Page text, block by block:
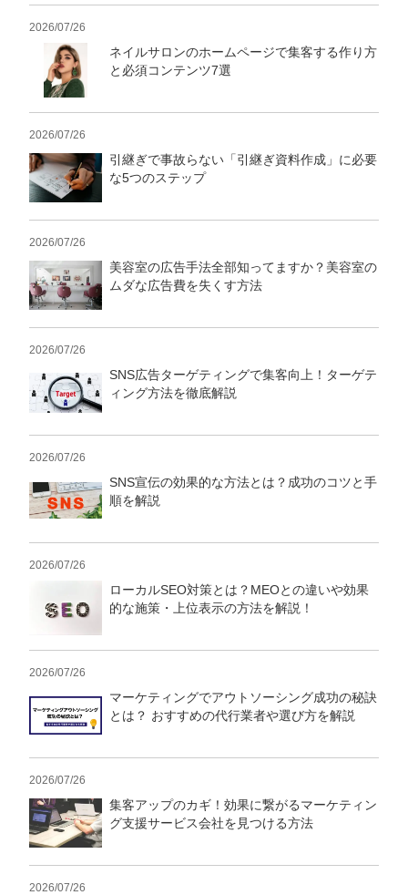
2026/07/26
ネイルサロンのホームページで集客する作り方
と必須コンテンツ7選
2026/07/26
引継ぎで事故らない「引継ぎ資料作成」に必要
な5つのステップ
2026/07/26
美容室の広告手法全部知ってますか？美容室の
ムダな広告費を失くす方法
2026/07/26
SNS広告ターゲティングで集客向上！ターゲテ
ィング方法を徹底解説
2026/07/26
SNS宣伝の効果的な方法とは？成功のコツと手
順を解説
2026/07/26
ローカルSEO対策とは？MEOとの違いや効果
的な施策・上位表示の方法を解説！
2026/07/26
マーケティングでアウトソーシング成功の秘訣
とは？ おすすめの代行業者や選び方を解説
2026/07/26
集客アップのカギ！効果に繋がるマーケティン
グ支援サービス会社を見つける方法
2026/07/26